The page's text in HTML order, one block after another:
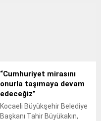
“Cumhuriyet mirasını
onurla taşımaya devam
edeceğiz”
Kocaeli Büyükşehir Belediye
Başkanı Tahir Büyükakın,